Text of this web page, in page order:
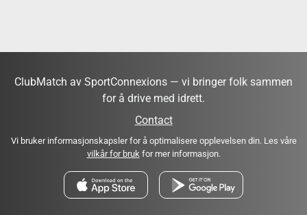
ClubMatch av SportConnexions — vi bringer folk sammen
for å drive med idrett.
Contact
Vi bruker informasjonskapsler for å optimalisere opplevelsen din. Les våre
vilkår for brukfor mer informasjon.